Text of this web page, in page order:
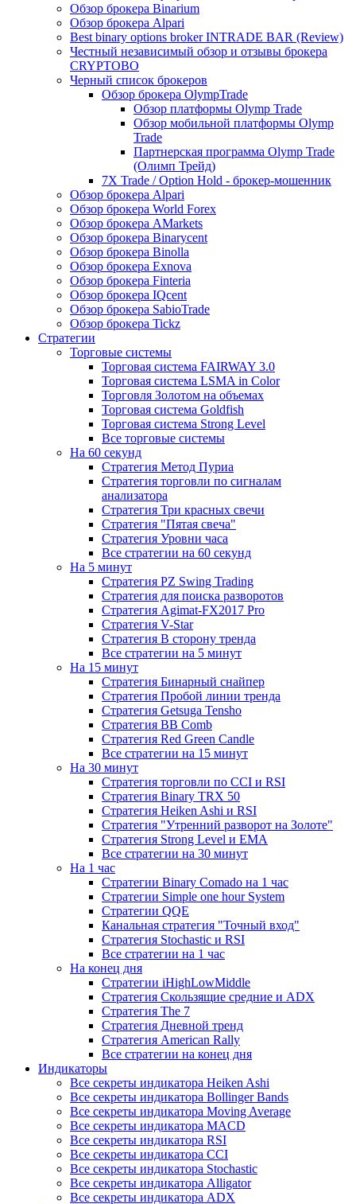
Обзор брокера Binarium
Обзор брокера Alpari
Best binary options broker INTRADE BAR (Review)
Честный независимый обзор и отзывы брокера
CRYPTOBO
Черный список брокеров
Обзор брокера OlympTrade
Обзор платформы Olymp Trade
Обзор мобильной платформы Olymp
Trade
Партнерская программа Olymp Trade
(Олимп Трейд)
7X Trade / Option Hold - брокер-мошенник
Обзор брокера Alpari
Обзор брокера World Forex
Обзор брокера AMarkets
Обзор брокера Binarycent
Обзор брокера Binolla
Обзор брокера Exnova
Обзор брокера Finteria
Обзор брокера IQcent
Обзор брокера SabioTrade
Обзор брокера Tickz
Стратегии
Торговые системы
Торговая система FAIRWAY 3.0
Торговая система LSMA in Color
Торговля Золотом на объемах
Торговая система Goldfish
Торговая система Strong Level
Все торговые системы
На 60 секунд
Стратегия Метод Пуриа
Стратегия торговли по сигналам
анализатора
Стратегия Три красных свечи
Стратегия "Пятая свеча"
Стратегия Уровни часа
Все стратегии на 60 секунд
На 5 минут
Стратегия PZ Swing Trading
Стратегия для поиска разворотов
Стратегия Agimat-FX2017 Pro
Стратегия V-Star
Стратегия В сторону тренда
Все стратегии на 5 минут
На 15 минут
Стратегия Бинарный снайпер
Стратегия Пробой линии тренда
Стратегия Getsuga Tensho
Стратегия ВВ Comb
Стратегия Red Green Candle
Все стратегии на 15 минут
На 30 минут
Стратегия торговли по CCI и RSI
Стратегия Binary TRX 50
Стратегия Heiken Ashi и RSI
Стратегия "Утренний разворот на Золоте"
Стратегия Strong Level и EMA
Все стратегии на 30 минут
На 1 час
Стратегии Binary Comado на 1 час
Стратегии Simple one hour System
Стратегии QQE
Канальная стратегия "Точный вход"
Стратегия Stochastic и RSI
Все стратегии на 1 час
На конец дня
Стратегии iHighLowMiddle
Стратегия Скользящие средние и ADX
Стратегия The 7
Стратегия Дневной тренд
Стратегия American Rally
Все стратегии на конец дня
Индикаторы
Все секреты индикатора Heiken Ashi
Все секреты индикатора Bollinger Bands
Все секреты индикатора Moving Average
Все секреты индикатора MACD
Все секреты индикатора RSI
Все секреты индикатора CCI
Все секреты индикатора Stochastic
Все секреты индикатора Alligator
Все секреты индикатора ADX